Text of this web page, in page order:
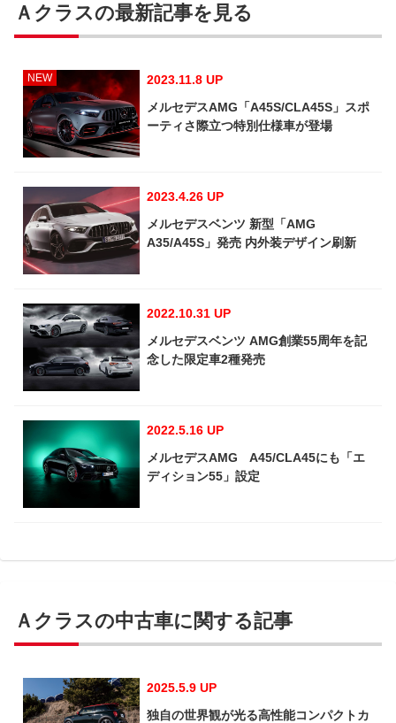
Ａクラスの最新記事を見る
NEW
2023.11.8 UP
メルセデスAMG「A45S/CLA45S」スポ
ーティさ際立つ特別仕様車が登場
2023.4.26 UP
メルセデスベンツ 新型「AMG
A35/A45S」発売 内外装デザイン刷新
2022.10.31 UP
メルセデスベンツ AMG創業55周年を記
念した限定車2種発売
2022.5.16 UP
メルセデスAMG A45/CLA45にも「エ
ディション55」設定
Ａクラスの中古車に関する記事
2025.5.9 UP
独自の世界観が光る高性能コンパクトカ